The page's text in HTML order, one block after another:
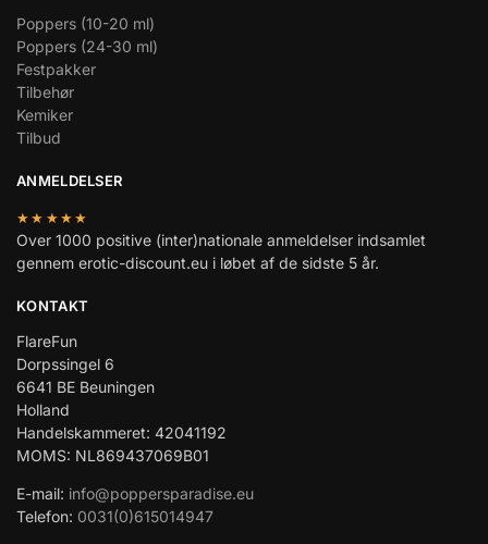
Poppers (10-20 ml)
Poppers (24-30 ml)
Festpakker
Tilbehør
Kemiker
Tilbud
ANMELDELSER
★★★★★
Over 1000 positive (inter)nationale anmeldelser indsamlet
gennem erotic-discount.eu i løbet af de sidste 5 år.
KONTAKT
FlareFun
Dorpssingel 6
6641 BE Beuningen
Holland
Handelskammeret: 42041192
MOMS: NL869437069B01
E-mail: info@poppersparadise.eu
Telefon: 0031(0)615014947